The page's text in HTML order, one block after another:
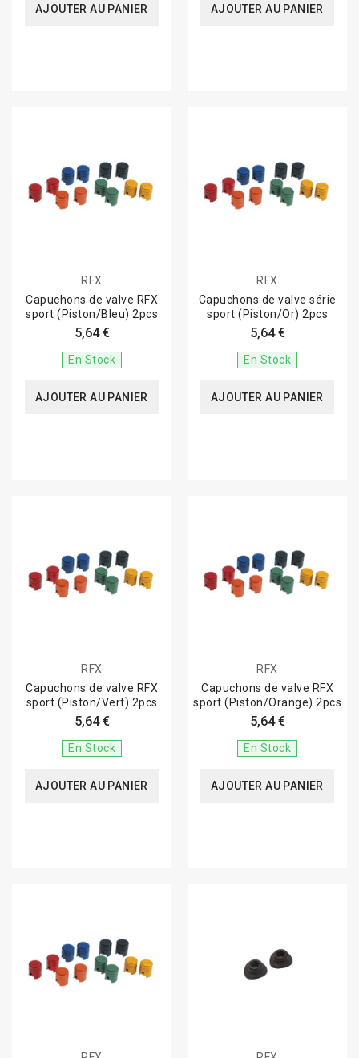
AJOUTER AU PANIER AJOUTER AU PANIER
RFX
Capuchons de valve RFX
sport (Piston/Bleu) 2pcs
5,64 €
En Stock
AJOUTER AU PANIER
RFX
Capuchons de valve série
sport (Piston/Or) 2pcs
5,64 €
En Stock
AJOUTER AU PANIER
RFX
Capuchons de valve RFX
sport (Piston/Vert) 2pcs
5,64 €
En Stock
AJOUTER AU PANIER
RFX
Capuchons de valve RFX
sport (Piston/Orange) 2pcs
5,64 €
En Stock
AJOUTER AU PANIER